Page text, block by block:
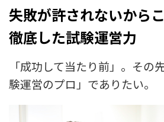
失敗が許されないから
徹底した試験運営力
「成功して当たり前」。その
験運営のプロ」でありたい。